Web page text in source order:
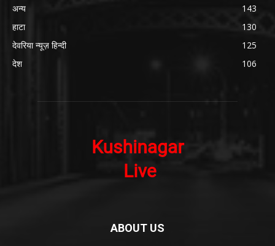
अन्य
143
हाटा
130
देवरिया न्यूज़ हिन्दी
125
देश
106
ABOUT US